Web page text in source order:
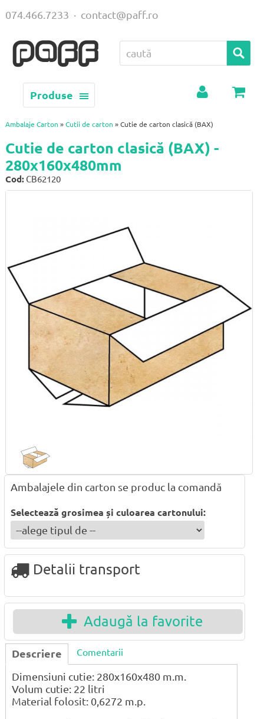
Produse
074.466.7233 · contact@paff.ro
Ambalaje Carton » Cutii de carton » Cutie de carton clasică (BAX)
Cutie de carton clasică (BAX) -
280x160x480mm
Cod: CB62120
Ambalajele din carton se produc la comandă
Selectează grosimea și culoarea cartonului:
Detalii transport
Adaugă la favorite
Descriere Comentarii
Dimensiuni cutie: 280x160x480 m.m.
Volum cutie: 22 litri
Material folosit: 0,6272 m.p.